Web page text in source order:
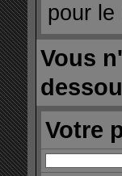
pour le
Vous
Votre